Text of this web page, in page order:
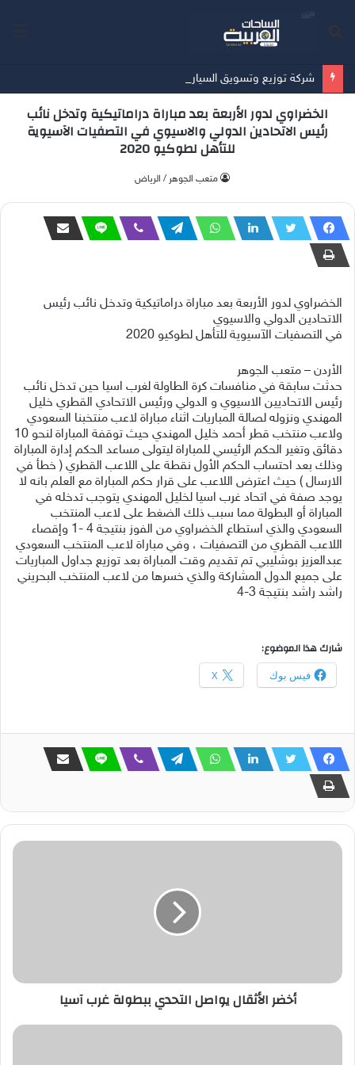
الخضراوي لدور الأربعة بعد مباراة دراماتيكية وتدخل نائب
رئيس الاتحادين الدولي والاسيوي في التصفيات الآسيوية
للتأهل لطوكيو 2020
متعب الجوهر / الرياض
الخضراوي لدور الأربعة بعد مباراة دراماتيكية وتدخل نائب رئيس
الاتحادين الدولي والاسيوي
في التصفيات الآسيوية للتأهل لطوكيو 2020
الأردن – متعب الجوهر
حدثت سابقة في منافسات كرة الطاولة لغرب اسيا حين تدخل نائب
رئيس الاتحاديين الاسيوي و الدولي ورئيس الاتحادي القطري خليل
المهندي ونزوله لصالة المباريات اثناء مباراة لاعب منتخبنا السعودي
ولاعب منتخب قطر أحمد خليل المهندي حيث توقفة المباراة لنحو 10
دقائق وتغير الحكم الرئيسي للمباراة ليتولى مساعد الحكم إدارة المباراة
وذلك بعد احتساب الحكم الأول نقطة على اللاعب القطري ( خطأ في
الارسال ) حيث اعترض اللاعب على قرار حكم المباراة مع العلم بانه لا
يوجد صفة في اتحاد غرب اسيا لخليل المهندي يتوجب تدخله في
المباراة أو البطولة مما سبب ذلك الضغط على لاعب المنتخب
السعودي والذي استطاع الخضراوي من الفوز بنتيجة 4 -1 وإقصاء
اللاعب القطري من التصفيات ، وفي مباراة لاعب المنتخب السعودي
عبدالعزيز بوشليبي تم تقديم وقت المباراة بعد توزيع جداول المباريات
على جميع الدول المشاركة والذي خسرها من لاعب المنتخب البحريني
راشد راشد بنتيجة 3-4
شارك هذا الموضوع:
فيس بوك X
أخضر الأثقال يواصل التحدي ببطولة غرب آسيا